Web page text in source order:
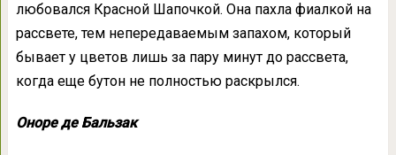
любовался Красной Шапочкой. Она пахла фиалкой на
рассвете, тем непередаваемым запахом, который
бывает у цветов лишь за пару минут до рассвета,
когда еще бутон не полностью раскрылся.
Оноре де Бальзак